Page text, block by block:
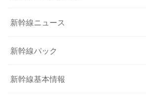
新幹線ニュース
新幹線パック
新幹線基本情報